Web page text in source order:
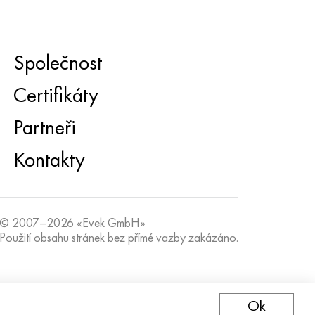
Společnost
Certifikáty
Partneři
Kontakty
© 2007–2026 «Evek GmbH»
Použití obsahu stránek bez přímé vazby zakázáno.
Ok